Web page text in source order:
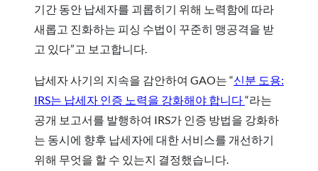
기간 동안 납세자를 괴롭히기 위해 노력함에 따라
새롭고 진화하는 피싱 수법이 꾸준히 맹공격을 받
고 있다”고 보고합니다.
납세자 사기의 지속을 감안하여 GAO는 “신분 도용:
IRS는 납세자 인증 노력을 강화해야 합니다“라는
공개 보고서를 발행하여 IRS가 인증 방법을 강화하
는 동시에 향후 납세자에 대한 서비스를 개선하기
위해 무엇을 할 수 있는지 결정했습니다.